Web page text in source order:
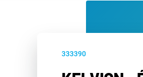
333390